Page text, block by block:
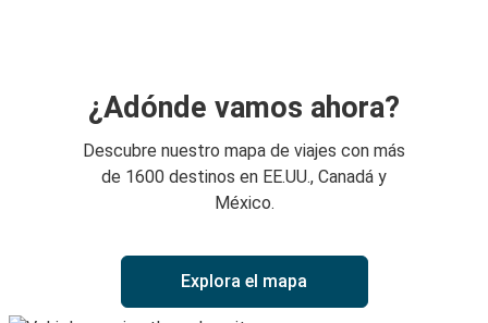
¿Adónde vamos ahora?
Descubre nuestro mapa de viajes con más
de 1600 destinos en EE.UU., Canadá y
México.
Explora el mapa